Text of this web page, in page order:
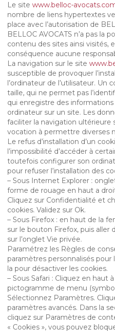
Le site www.belloc-
nombre de liens hypertextes
place avec l’autorisation de
BELLOC AVOCATS n’a pas la
contenu des sites ainsi visités,
conséquence aucune
La navigation sur le site
susceptible de provoquer
l’ordinateur de l’utilisateur.
taille, qui ne permet pas
qui enregistre des informations
ordinateur sur un site. Les
faciliter la navigation
vocation à permettre diverses
Le refus d’installation d’un
l’impossibilité d’accéder à
toutefois configurer son
pour refuser l’installation des
– Sous Internet Explorer :
forme de rouage en haut a
Cliquez sur Confidentialité et
cookies. Validez sur Ok.
– Sous Firefox : en haut de la
sur le bouton Firefox, puis aller
sur l’onglet Vie privée.
Paramétrez les Règles de
paramètres personnalisés pour
la pour désactiver les cookies.
– Sous Safari : Cliquez en haut
pictogramme de menu
Sélectionnez Paramètres.
paramètres avancés. Dans la
cliquez sur Paramètres de
« Cookies », vous pouvez